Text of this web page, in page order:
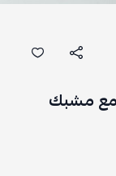
مع مشبك